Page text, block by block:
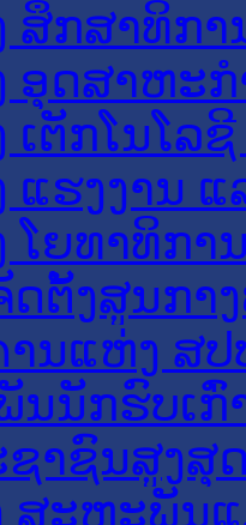
ສຶກສາທິກາ
ອຸດສາຫະ
ເຕັກໂນໂລ
ແຮງງານ
ໂຍທາທິກາ
ຕັ້ງສູນກາ
ນແຫ່ງ ສປ
ນັກຮົບເກົ່
າຊົນສູງສຸ
ສະຫະພັນ